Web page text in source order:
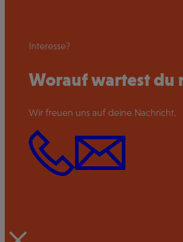
Interesse?
Worauf wartest du
Wir freuen uns auf deine Nachricht.